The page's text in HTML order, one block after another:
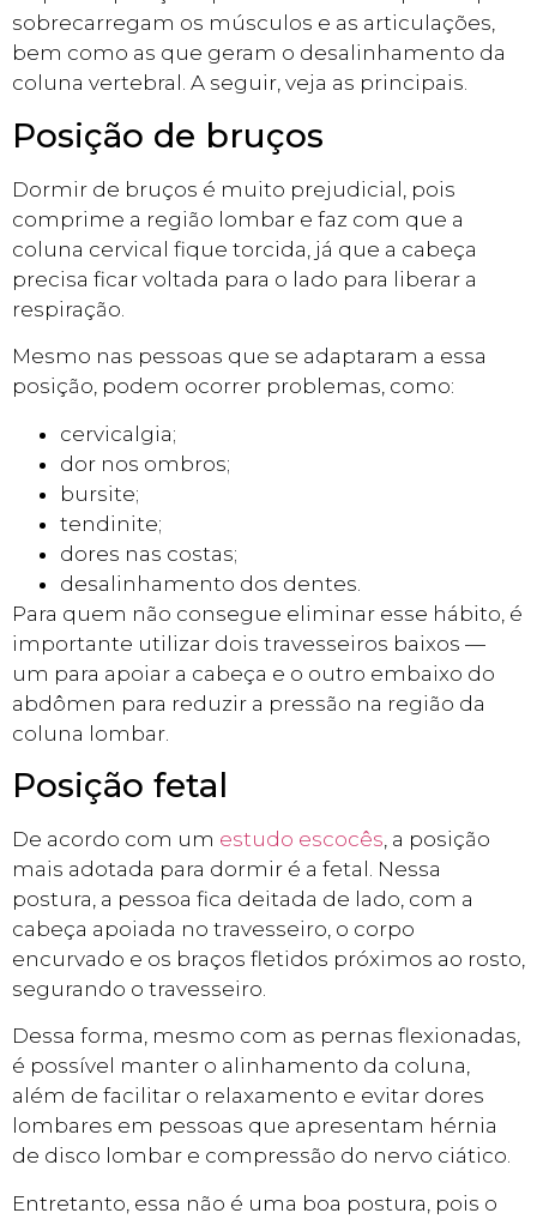
sobrecarregam os músculos e as articulações,
bem como as que geram o desalinhamento da
coluna vertebral. A seguir, veja as principais.
Posição de bruços
Dormir de bruços é muito prejudicial, pois
comprime a região lombar e faz com que a
coluna cervical fique torcida, já que a cabeça
precisa ficar voltada para o lado para liberar a
respiração.
Mesmo nas pessoas que se adaptaram a essa
posição, podem ocorrer problemas, como:
cervicalgia;
dor nos ombros;
bursite;
tendinite;
dores nas costas;
desalinhamento dos dentes.
Para quem não consegue eliminar esse hábito, é
importante utilizar dois travesseiros baixos —
um para apoiar a cabeça e o outro embaixo do
abdômen para reduzir a pressão na região da
coluna lombar.
Posição fetal
De acordo com um estudo escocês , a posição
mais adotada para dormir é a fetal. Nessa
postura, a pessoa fica deitada de lado, com a
cabeça apoiada no travesseiro, o corpo
encurvado e os braços fletidos próximos ao rosto,
segurando o travesseiro.
Dessa forma, mesmo com as pernas flexionadas,
é possível manter o alinhamento da coluna,
além de facilitar o relaxamento e evitar dores
lombares em pessoas que apresentam hérnia
de disco lombar e compressão do nervo ciático.
Entretanto, essa não é uma boa postura, pois o